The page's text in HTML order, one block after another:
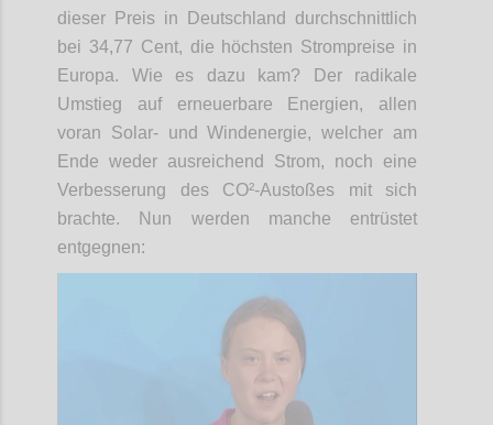
dieser Preis in Deutschland durchschnittlich
bei 34,77 Cent, die höchsten Strompreise in
Europa. Wie es dazu kam? Der radikale
Umstieg auf erneuerbare Energien, allen
voran Solar- und Windenergie, welcher am
Ende weder ausreichend Strom, noch eine
Verbesserung des CO²-Austoßes mit sich
brachte. Nun werden manche entrüstet
entgegnen: